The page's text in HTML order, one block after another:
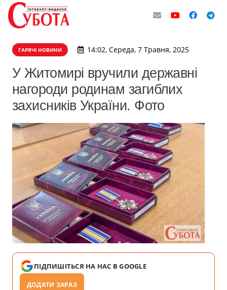
ГАРЯЧІ НОВИНИ 14:02, Середа, 7 Травня, 2025
У Житомирі вручили державні
нагороди родинам загиблих
захисників України. Фото
ПІДПИШІТЬСЯ НА НАС В GOOGLE
ДОДАТИ ЗАРАЗ